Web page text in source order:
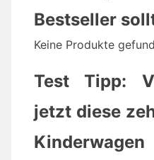
Bestseller
Keine Produkte
Test Tipp:
jetzt diese
Kinderwagen